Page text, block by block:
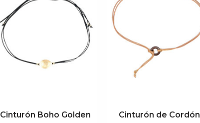
Cinturón Boho Golden Cinturón de Cordón